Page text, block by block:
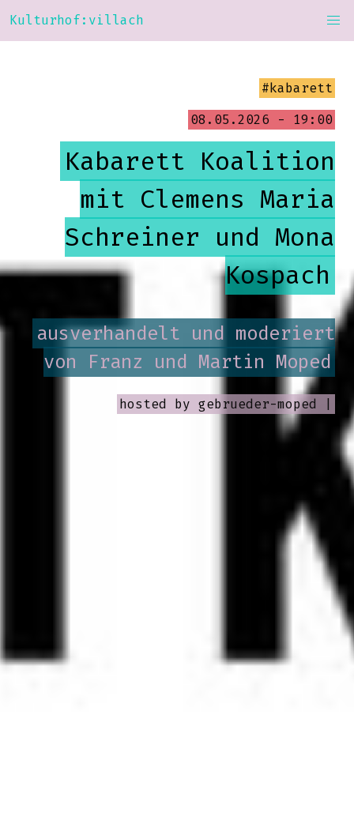
Kulturhof:villach
#kabarett
08.05.2026 - 19:00
Kabarett Koalition
mit Clemens Maria
Schreiner und Mona
Kospach
ausverhandelt und moderiert
von Franz und Martin Moped
hosted by gebrueder-moped |